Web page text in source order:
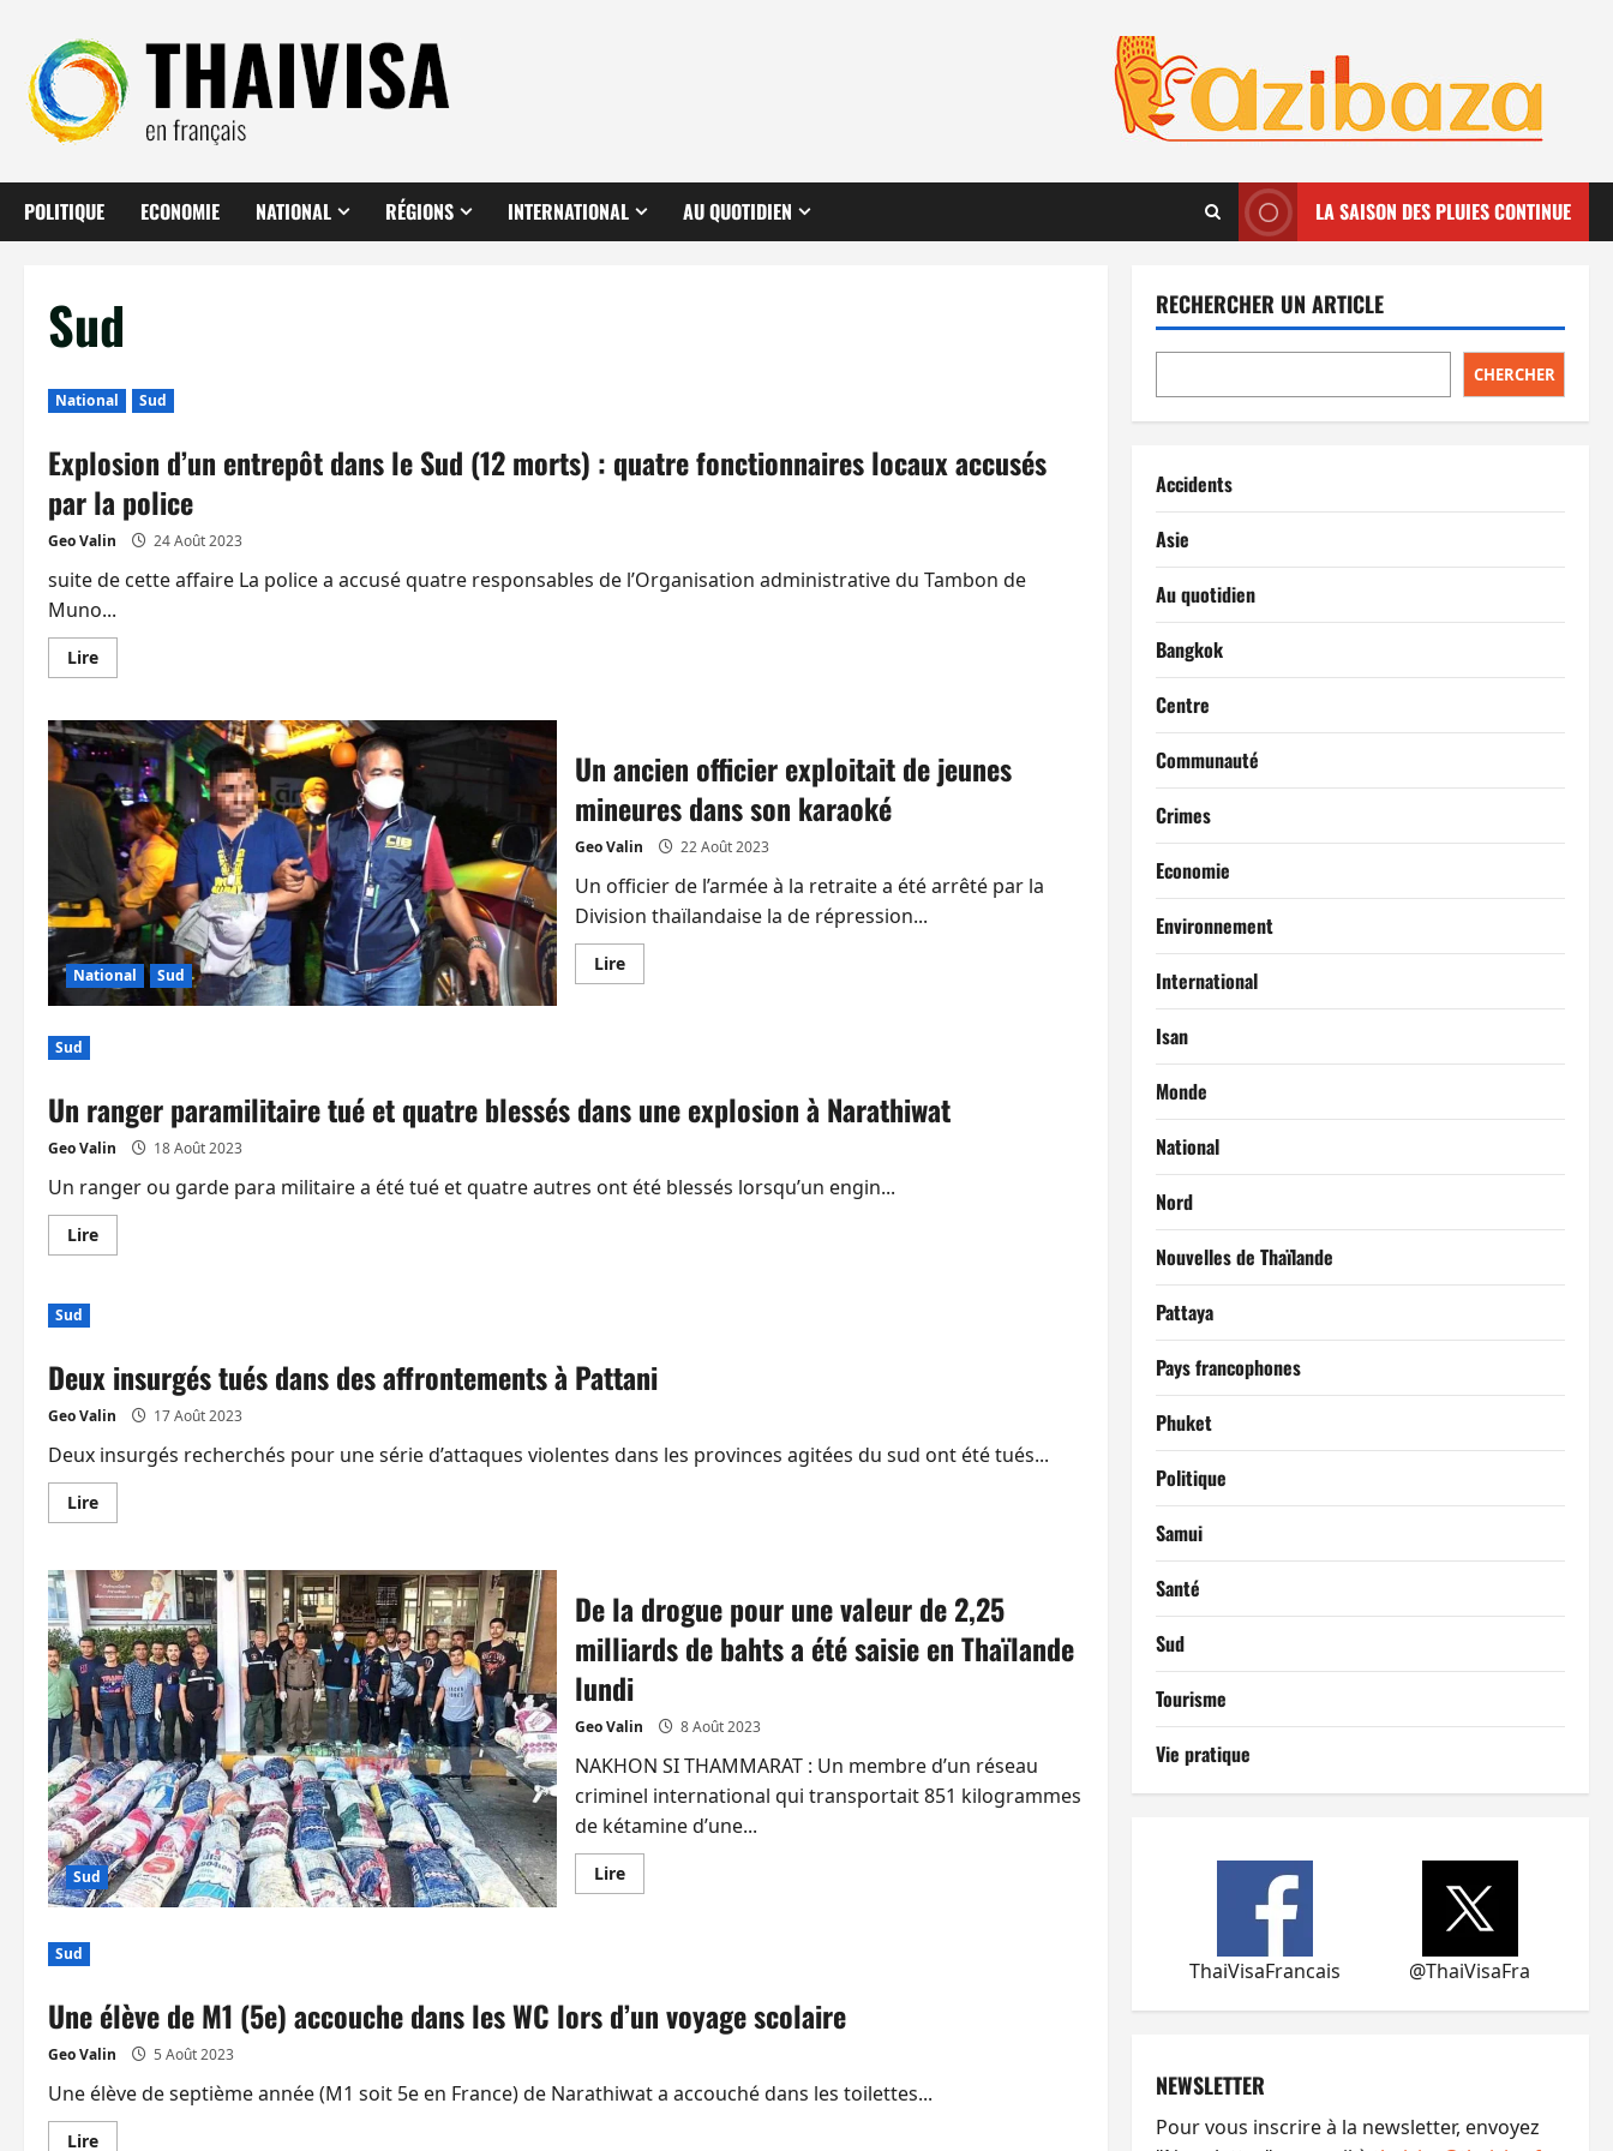
contenu
POLITIQUE ECONOMIE NATIONAL RÉGIONS INTERNATIONAL AU QUOTIDIEN LA SAISON DES PLUIES CONTINUE
Sud
National Sud
Explosion d’un entrepôt dans le Sud (12 morts) : quatre fonctionnaires locaux accusés
par la police
Geo Valin 24 Août 2023
suite de cette affaire La police a accusé quatre responsables de l’Organisation administrative du Tambon de
Muno...
LireEn
savoir
Explosion
d’un
entrepôt
dans
le
Sud
(12
morts)
quatre
fonctionnaires
locaux
accusés
par
la
police
National Sud
Un ancien officier exploitait de jeunes
mineures dans son karaoké
Geo Valin 22 Août 2023
Un officier de l’armée à la retraite a été arrêté par la
Division thaïlandaise la de répression...
LireEn
savoir
jeunes
mineures
karaoké
Sud
Un ranger paramilitaire tué et quatre blessés dans une explosion à Narathiwat
Geo Valin 18 Août 2023
Un ranger ou garde para militaire a été tué et quatre autres ont été blessés lorsqu’un engin...
LireEn
savoir
et
quatre
dans
explosion
à
Narathiwat
Sud
Deux insurgés tués dans des affrontements à Pattani
Geo Valin 17 Août 2023
Deux insurgés recherchés pour une série d’attaques violentes dans les provinces agitées du sud ont été tués...
LireEn
savoir
Deux
insurgés
tués
dans
des
affrontements
à
Pattani
Sud
De la drogue pour une valeur de 2,25
milliards de bahts a été saisie en Thaïlande
lundi
Geo Valin 8 Août 2023
NAKHON SI THAMMARAT : Un membre d’un réseau
criminel international qui transportait 851 kilogrammes
de kétamine d’une...
LireEn
savoir
une
valeur
de
bahts
Sud
Une élève de M1 (5e) accouche dans les WC lors d’un voyage scolaire
Geo Valin 5 Août 2023
Une élève de septième année (M1 soit 5e en France) de Narathiwat a accouché dans les toilettes...
LireEn
RECHERCHER UN ARTICLE
CHERCHER
Accidents
Asie
Au quotidien
Bangkok
Centre
Communauté
Crimes
Economie
Environnement
International
Isan
Monde
National
Nord
Nouvelles de Thaïlande
Pattaya
Pays francophones
Phuket
Politique
Samui
Santé
Sud
Tourisme
Vie pratique
ThaiVisaFrancais @ThaiVisaFra
NEWSLETTER
Pour vous inscrire à la newsletter, envoyez